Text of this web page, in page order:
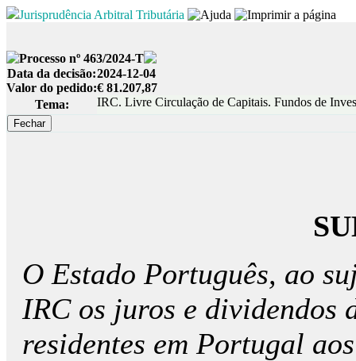
Jurisprudência Arbitral Tributária
Processo nº 463/2024-T
Data da decisão:2024-12-04
Valor do pedido:€ 81.207,87
Tema:
IRC. Livre Circulação de Capitais. Fundos de
O Estado Português, ao
IRC os juros e dividendos
residentes em Portugal